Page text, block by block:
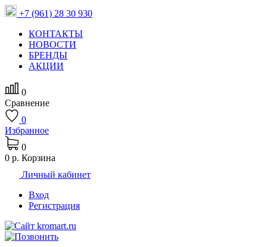
+7 (961) 28 30 930
КОНТАКТЫ
НОВОСТИ
БРЕНДЫ
АКЦИИ
0
Сравнение
0
Избранное
0
0 р. Корзина
Личный кабинет
Вход
Регистрация